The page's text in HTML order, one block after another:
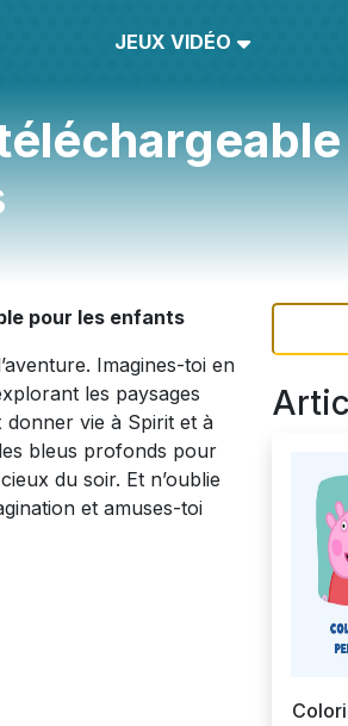
JEUX VIDÉO
pour les enfants
Imagines-toi en
les paysages
donner vie à Spirit et à
bleus profonds pour
du soir. Et n’oublie
et amuses-toi